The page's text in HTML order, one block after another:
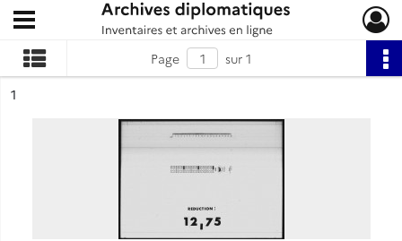
Archives diplomatiques
Ouvrir le menu déroulant
Page
sur 1
n°
1